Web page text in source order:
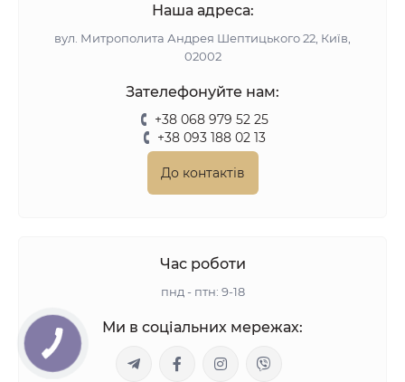
Наша адреса:
вул. Митрополита Андрея Шептицького 22, Київ,
02002
Зателефонуйте нам:
+38 068 979 52 25
+38 093 188 02 13
До контактів
Час роботи
пнд - птн: 9-18
Ми в соціальних мережах: